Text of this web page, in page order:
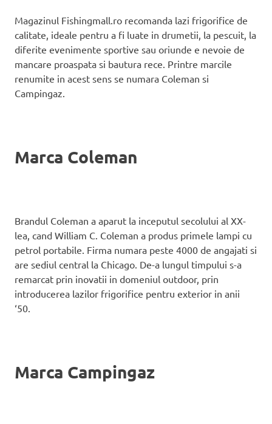
Magazinul Fishingmall.ro recomanda lazi frigorifice de
calitate, ideale pentru a fi luate in drumetii, la pescuit, la
diferite evenimente sportive sau oriunde e nevoie de
mancare proaspata si bautura rece. Printre marcile
renumite in acest sens se numara Coleman si
Campingaz.
Marca Coleman
Brandul Coleman a aparut la inceputul secolului al XX-
lea, cand William C. Coleman a produs primele lampi cu
petrol portabile. Firma numara peste 4000 de angajati si
are sediul central la Chicago. De-a lungul timpului s-a
remarcat prin inovatii in domeniul outdoor, prin
introducerea lazilor frigorifice pentru exterior in anii
‘50.
Marca Campingaz